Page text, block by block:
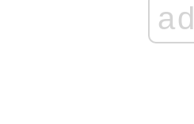
ad